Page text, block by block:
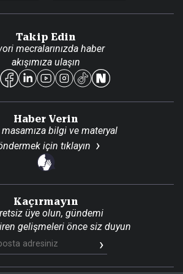
Takip Edin
mecralarınızda haber
akışımıza ulaşın
Haber Verin
bilgi ve materyal
için tıklayın
Kaçırmayın
üye olun, gündemi
gelişmeleri önce siz duyun